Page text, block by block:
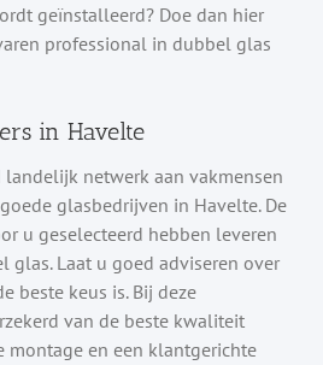
geïnstalleerd? Doe dan hier
professional in dubbel glas
in Havelte
netwerk aan vakmensen
glasbedrijven in Havelte. De
u geselecteerd hebben leveren
glas. Laat u goed adviseren over
beste keus is. Bij deze
van de beste kwaliteit
montage en een klantgerichte